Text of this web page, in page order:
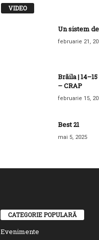
VIDEO
Un sistem
februarie 21,
Brăila |
– CRAP
februarie 15,
Best 21
mai 5, 2025
CATEGORIE POPULARĂ
Evenimente